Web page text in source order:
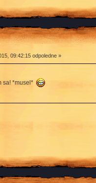
09:42:15 odpoledne »
sa! *musel*